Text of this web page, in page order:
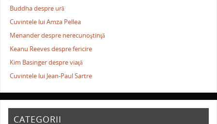
Buddha despre ură
Cuvintele lui Amza Pellea
Menander despre nerecunoştinţă
Keanu Reeves despre fericire
Kim Basinger despre viaţă
Cuvintele lui Jean-Paul Sartre
CATEGORII